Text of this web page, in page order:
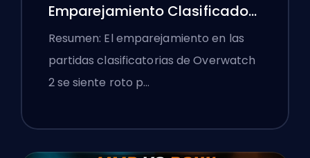
Emparejamiento Clasificado
de Overwatch 2 y los Lobbies
Aplastantes
Resumen: El emparejamiento en las
partidas clasificatorias de Overwatch
2 se siente roto p…